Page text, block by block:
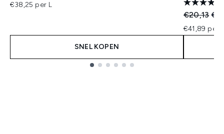
€38,25 per L
SNEL KOPEN
€20,13
€41,89 per